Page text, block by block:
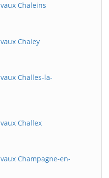
Chaleins
Chaley
Challes-la-
Challex
Champagne-en-